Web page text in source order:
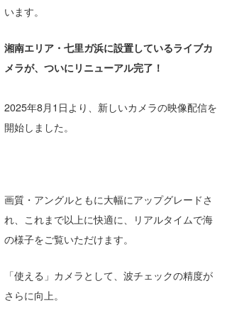
今月のプレゼント
います。
湘南エリア・七里ガ浜に設置しているライブカ
メラが、ついにリニューアル完了！
2025年8月1日より、新しいカメラの映像配信を
開始しました。
画質・アングルともに大幅にアップグレードさ
れ、これまで以上に快適に、リアルタイムで海
の様子をご覧いただけます。
「使える」カメラとして、波チェックの精度が
さらに向上。
伊豆
大阪
お知らせ
ルール＆How to
ライター/寄稿メディア